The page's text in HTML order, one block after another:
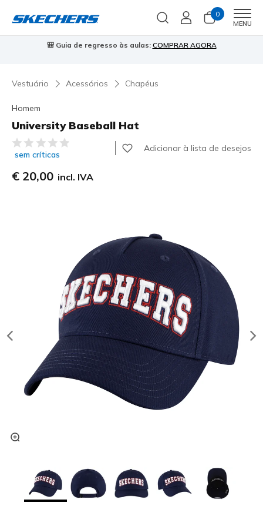
0
MENU
🎒 Guia de regresso às aulas: COMPRAR AGORA
Vestuário Acessórios Chapéus
Homem
University Baseball Hat
5 de 5 – Classificação do cliente
sem críticas
Adicionar à lista de desejos
€ 20,00 incl. IVA